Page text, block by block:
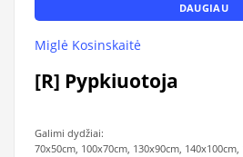
DAUGIAU
Miglė Kosinskaitė
[R] Pypkiuotoja
Galimi dydžiai:
70x50cm, 100x70cm, 130x90cm, 140x100cm,